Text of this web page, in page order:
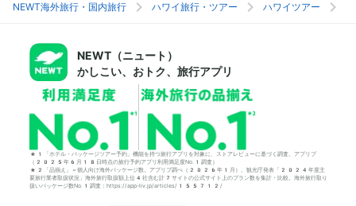
NEWT海外旅行・国内旅行 ハワイ旅行・ツアー ハワイツアー
NEWT（ニュート）
かしこい、おトク、旅行アプリ
*1「ホテル・パッケージツアー予約」機能を持つ旅行アプリを対象に、ストアレビューに基づく調査。アプリブ
（2025年6月18日時点の旅行予約アプリ利用満足度No.1調査）
*2「品揃え」＝個人向け海外パッケージ数。アプリブ調べ（2026年1月）。観光庁発表「2024年度主
要旅行業者取扱状況」海外旅行取扱額上位4社含む計7サイトの公式サイト上のプラン数を集計・比較。海外旅行取り
扱いパッケージ数No.1調査：https://app-liv.jp/articles/155712/